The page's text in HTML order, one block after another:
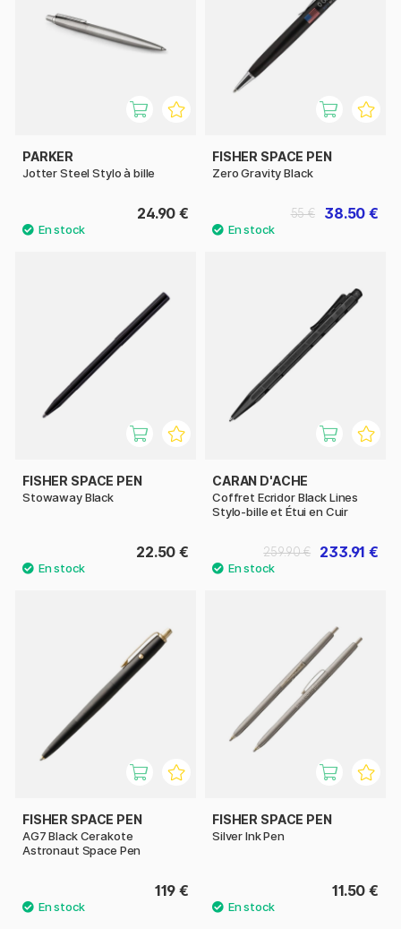
PARKER
Jotter Steel Stylo à bille
24.90 €
FISHER SPACE PEN
Zero Gravity Black
38.50 €
55 €
FISHER SPACE PEN
Stowaway Black
22.50 €
CARAN D'ACHE
Coffret Ecridor Black Lines
Stylo-bille et Étui en Cuir
233.91 €
259.90 €
FISHER SPACE PEN
AG7 Black Cerakote
Astronaut Space Pen
119 €
FISHER SPACE PEN
Silver Ink Pen
11.50 €